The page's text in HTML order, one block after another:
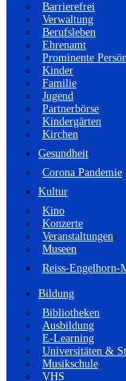
Barrierefrei
Verwaltung
Berufsleben
Ehrenamt
Prominente
Kinder
Familie
Jugend
Partnerbörse
Kindergärten
Kirchen
Gesundheit
Corona Pandemie
Kultur
Kino
Konzerte
Veranstaltungen
Museen
Reiss-Engelhorn-
Bildung
Bibliotheken
Ausbildung
E-Learning
Universitäten &
Musikschule
VHS